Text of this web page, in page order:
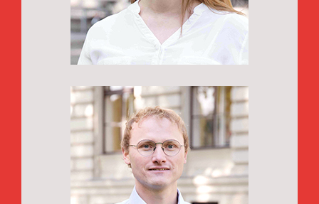
Norbert Pfeifer,Dr.
Scientific support